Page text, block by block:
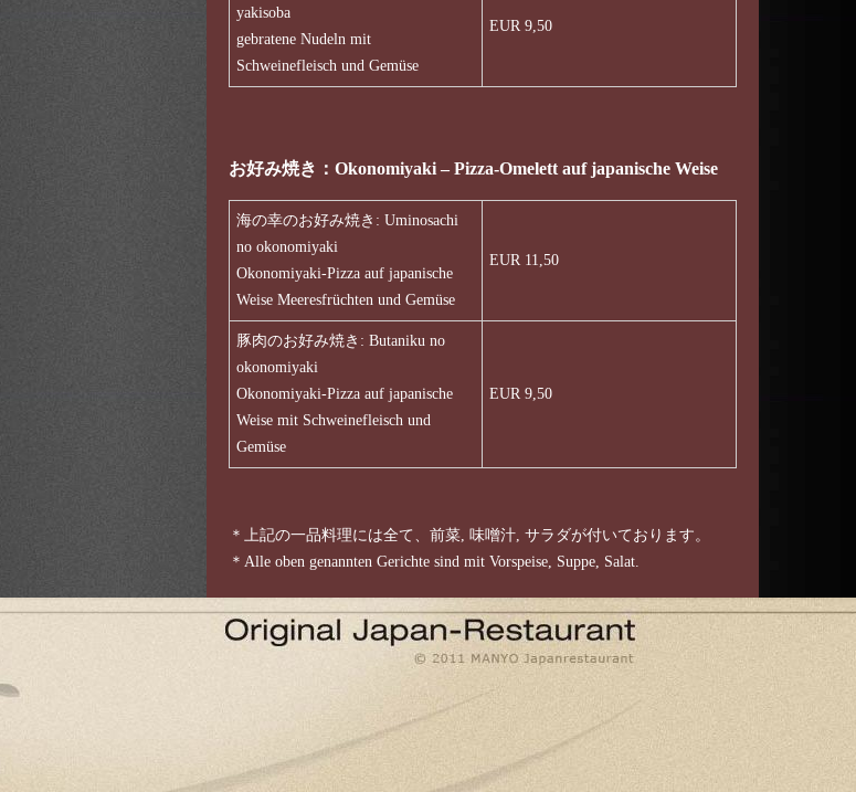
yakisoba
gebratene Nudeln mit
Schweinefleisch und Gemüse
EUR 9,50
お好み焼き：Okonomiyaki – Pizza-Omelett auf japanische Weise
海の幸のお好み焼き: Uminosachi
no okonomiyaki
Okonomiyaki-Pizza auf japanische
Weise Meeresfrüchten und Gemüse
EUR 11,50
豚肉のお好み焼き: Butaniku no
okonomiyaki
Okonomiyaki-Pizza auf japanische
Weise mit Schweinefleisch und
Gemüse
EUR 9,50
＊上記の一品料理には全て、前菜, 味噌汁, サラダが付いております。
＊Alle oben genannten Gerichte sind mit Vorspeise, Suppe, Salat.